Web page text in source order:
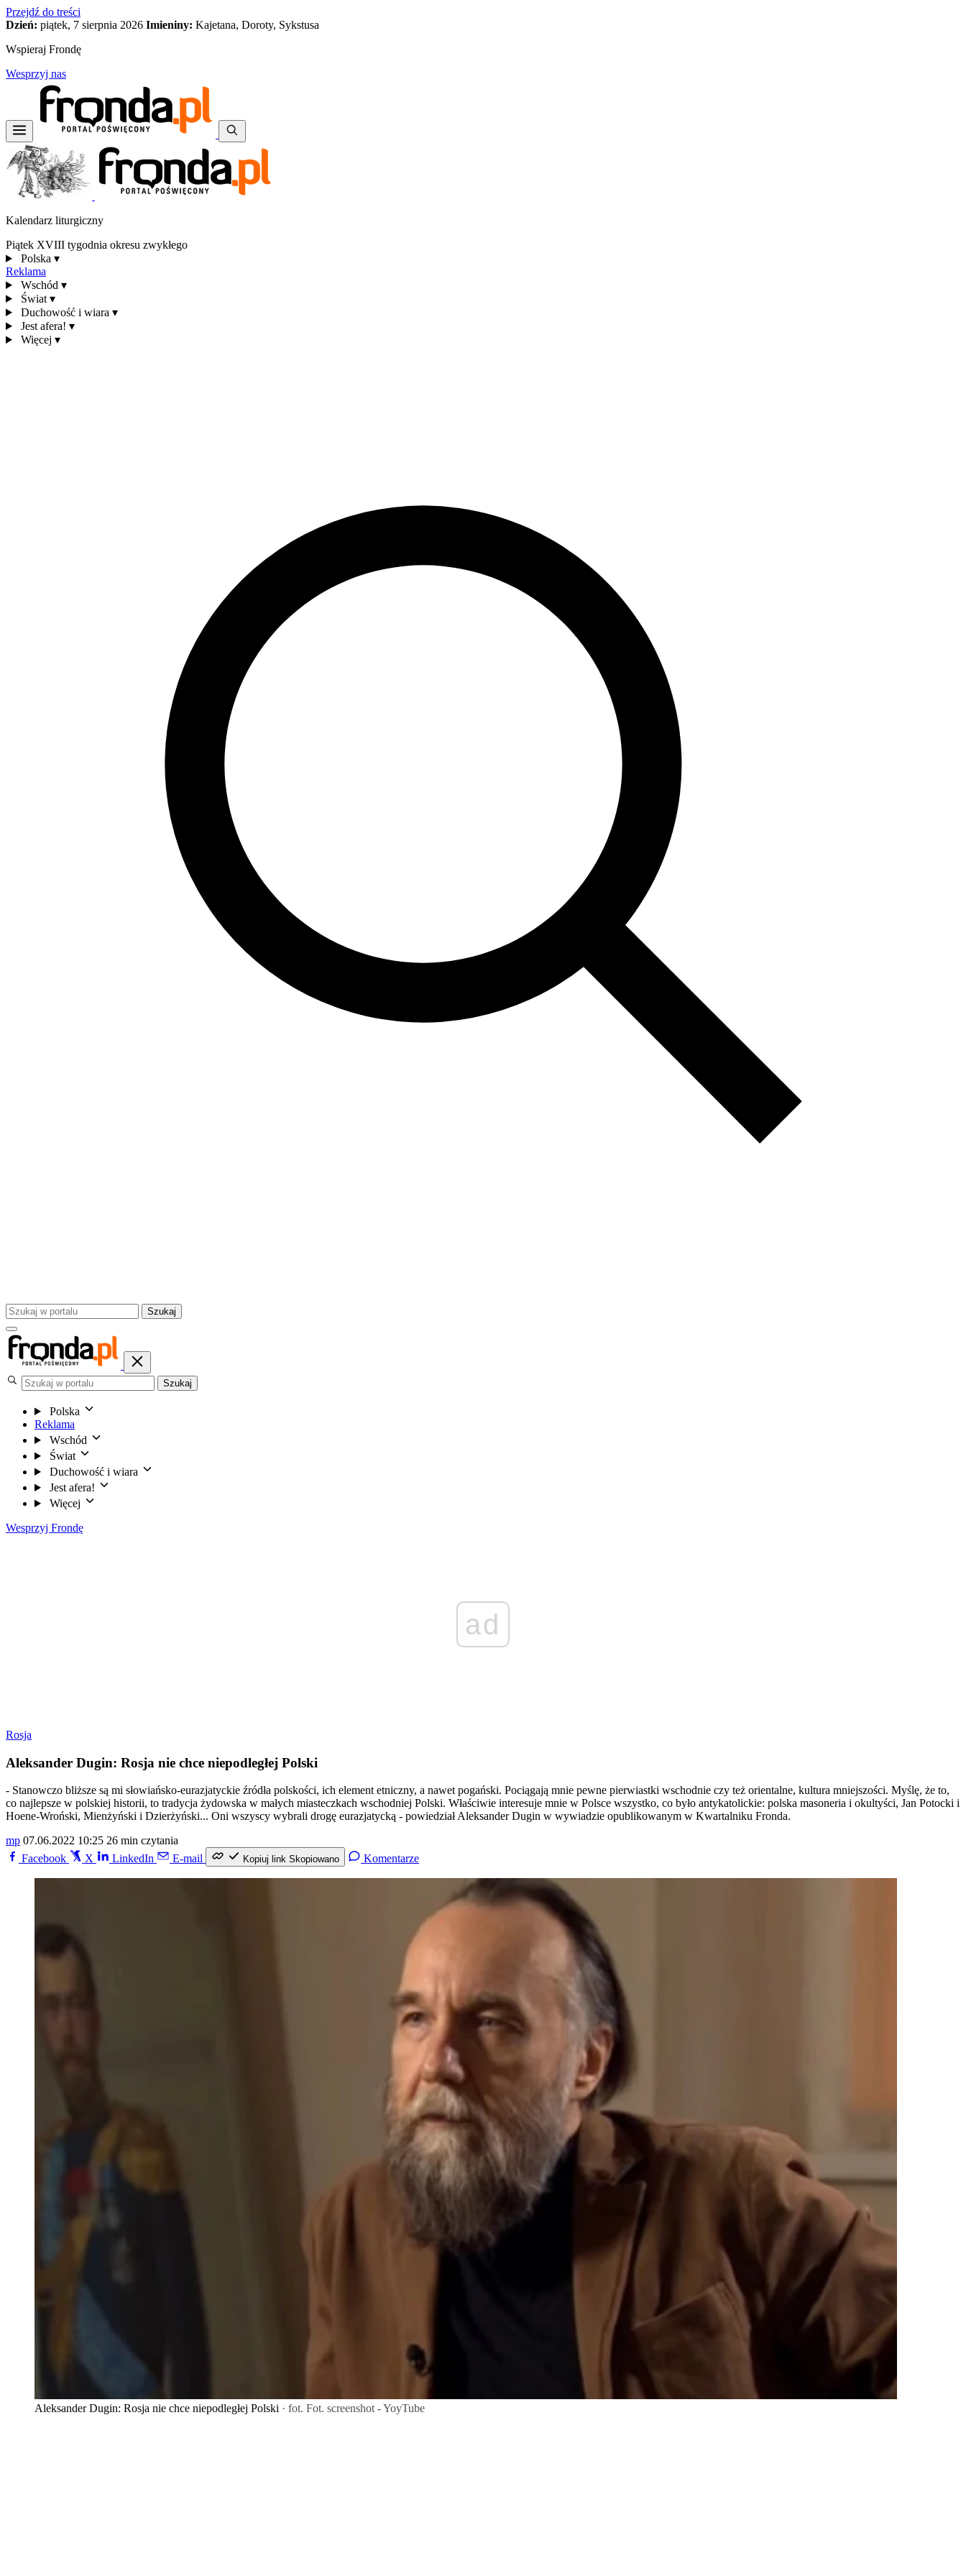
Przejdź do treści
Dzień: piątek, 7 sierpnia 2026 Imieniny: Kajetana, Doroty, Sykstusa
Wspieraj Frondę
Wesprzyj nas
Kalendarz liturgiczny
Piątek XVIII tygodnia okresu zwykłego
Polska ▾
Reklama
Wschód ▾
Świat ▾
Duchowość i wiara ▾
Jest afera! ▾
Więcej ▾
Szukaj
Szukaj
Polska
Reklama
Wschód
Świat
Duchowość i wiara
Jest afera!
Więcej
Wesprzyj Frondę
ad
Rosja
Aleksander Dugin: Rosja nie chce niepodległej Polski
- Stanowczo bliższe są mi słowiańsko-eurazjatyckie źródła polskości, ich element etniczny, a nawet pogański. Pociągają mnie pewne pierwiastki wschodnie czy też orientalne, kultura mniejszości. Myślę, że to,
co najlepsze w polskiej historii, to tradycja żydowska w małych miasteczkach wschodniej Polski. Właściwie interesuje mnie w Polsce wszystko, co było antykatolickie: polska masoneria i okultyści, Jan Potocki i
Hoene-Wroński, Mienżyński i Dzierżyński... Oni wszyscy wybrali drogę eurazjatycką - powiedział Aleksander Dugin w wywiadzie opublikowanym w Kwartalniku Fronda.
mp 07.06.2022 10:25 26 min czytania
Facebook
X LinkedIn E-mail Kopiuj link Skopiowano Komentarze
Aleksander Dugin: Rosja nie chce niepodległej Polski · fot. Fot. screenshot - YoyTube